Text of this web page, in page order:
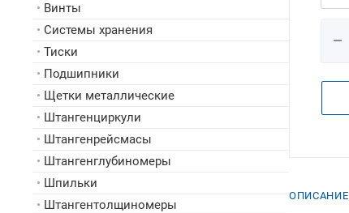
ОПИСАНИЕ
• Винты
• Системы хранения
• Тиски
• Подшипники
• Щетки металлические
• Штангенциркули
• Штангенрейсмасы
• Штангенглубиномеры
• Шпильки
• Штангентолщиномеры